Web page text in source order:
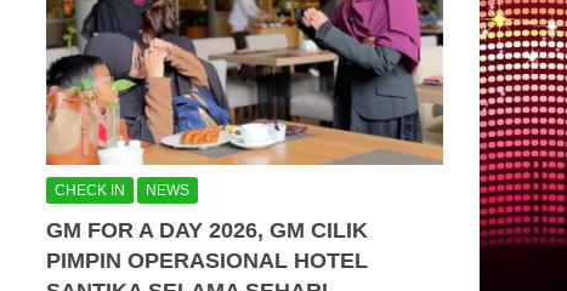
CHECK IN NEWS
GM FOR A DAY 2026, GM CILIK
PIMPIN OPERASIONAL HOTEL